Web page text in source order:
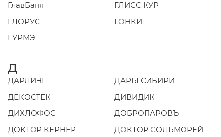
ГлавБаня
ГЛИСС КУР
ГЛОРУС
ГОНКИ
ГУРМЭ
Д
ДАРЛИНГ
ДАРЫ СИБИРИ
ДЕКОСТЕК
ДИВИДИК
ДИХЛОФОС
ДОБРОПАРОВЪ
ДОКТОР КЕРНЕР
ДОКТОР СОЛЬМОРЕЙ